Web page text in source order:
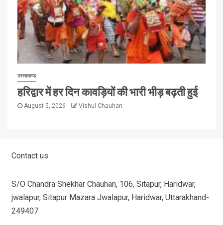
उत्तराखण्ड
हरिद्वार में हर दिन कावड़ियों की भारी भीड़ बढ़ती हुई
August 5, 2026 Vishul Chauhan
Contact us
S/O Chandra Shekhar Chauhan, 106, Sitapur, Haridwar,
jwalapur, Sitapur Mazara Jwalapur, Haridwar, Uttarakhand-
249407